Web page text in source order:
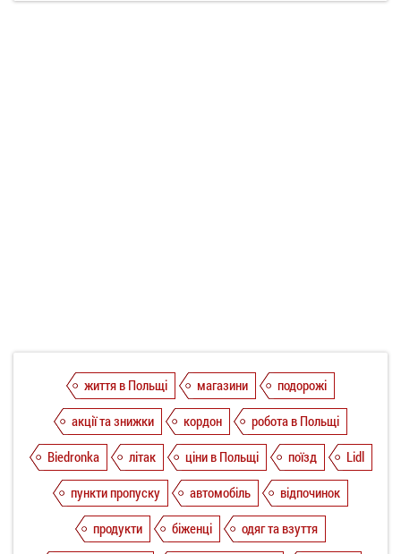
життя в Польщі магазини
подорожі
акції та знижки
кордон
робота в Польщі
Biedronka
літак ціни в Польщі поїзд
Lidl
пункти пропуску
автомобіль
відпочинок
продукти
біженці
одяг та взуття